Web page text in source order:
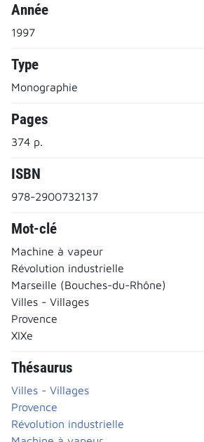
Année
1997
Type
Monographie
Pages
374 p.
ISBN
978-2900732137
Mot-clé
Machine à vapeur
Révolution industrielle
Marseille (Bouches-du-Rhône)
Villes - Villages
Provence
XIXe
Thésaurus
Villes - Villages
Provence
Révolution industrielle